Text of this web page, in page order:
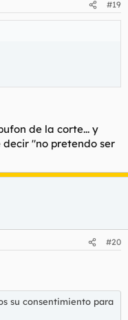
#19
de la corte... y
"no pretendo ser
#20
su consentimiento para